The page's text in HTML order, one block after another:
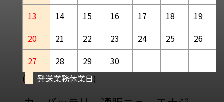
13
14 15 16 17 18
19
20
21 22 23 24 25
26
27
28 29
30
(
発送業務休業日)